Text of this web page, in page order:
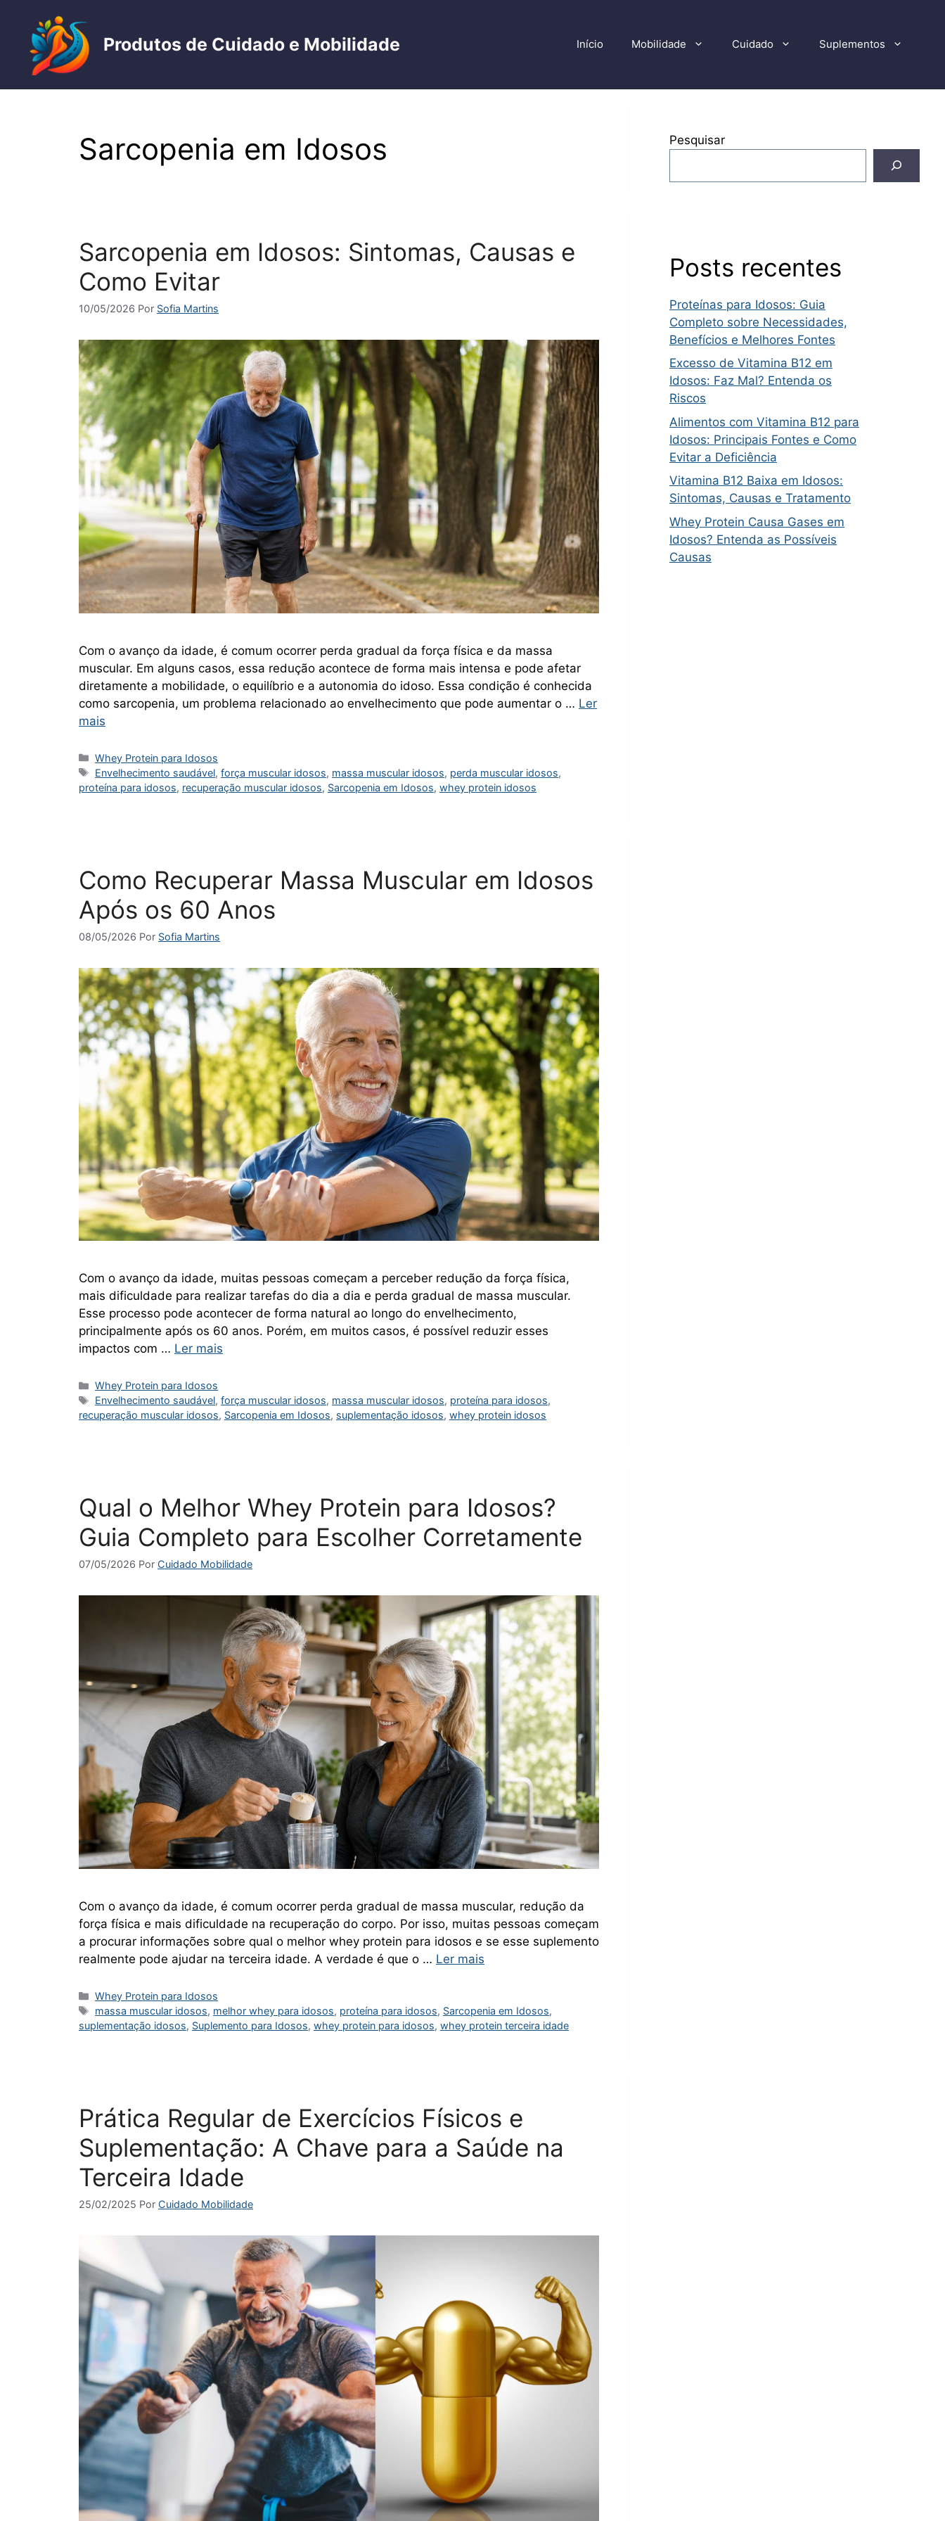
conteúdo
Produtos de Cuidado e Mobilidade Início Mobilidade Cuidado Suplementos
Sarcopenia em Idosos
Sarcopenia em Idosos: Sintomas, Causas e
Como Evitar
10/05/2026 Por Sofia Martins
Com o avanço da idade, é comum ocorrer perda gradual da força física e da massa
muscular. Em alguns casos, essa redução acontece de forma mais intensa e pode afetar
diretamente a mobilidade, o equilíbrio e a autonomia do idoso. Essa condição é conhecida
como sarcopenia, um problema relacionado ao envelhecimento que pode aumentar o … Ler
mais
Categorias
Whey Protein para Idosos
Tags
Envelhecimento saudável,força muscular idosos, massa muscular idosos, perda muscular idosos,
proteína para idosos, recuperação muscular idosos, Sarcopenia em Idosos, whey protein idosos
Como Recuperar Massa Muscular em Idosos
Após os 60 Anos
08/05/2026 Por Sofia Martins
Com o avanço da idade, muitas pessoas começam a perceber redução da força física,
mais dificuldade para realizar tarefas do dia a dia e perda gradual de massa muscular.
Esse processo pode acontecer de forma natural ao longo do envelhecimento,
principalmente após os 60 anos. Porém, em muitos casos, é possível reduzir esses
impactos com … Ler mais
Categorias
Whey Protein para Idosos
Tags
Envelhecimento saudável,força muscular idosos, massa muscular idosos, proteína para idosos,
recuperação muscular idosos, Sarcopenia em Idosos, suplementação idosos, whey protein idosos
Qual o Melhor Whey Protein para Idosos?
Guia Completo para Escolher Corretamente
07/05/2026 Por Cuidado Mobilidade
Com o avanço da idade, é comum ocorrer perda gradual de massa muscular, redução da
força física e mais dificuldade na recuperação do corpo. Por isso, muitas pessoas começam
a procurar informações sobre qual o melhor whey protein para idosos e se esse suplemento
realmente pode ajudar na terceira idade. A verdade é que o … Ler mais
Categorias
Whey Protein para Idosos
Tags
massa muscular idosos, melhor whey para idosos, proteína para idosos, Sarcopenia em Idosos,
suplementação idosos, Suplemento para Idosos, whey protein para idosos, whey protein terceira idade
Prática Regular de Exercícios Físicos e
Suplementação: A Chave para a Saúde na
Terceira Idade
25/02/2025 Por Cuidado Mobilidade
Pesquisar
Posts recentes
Proteínas para Idosos: Guia
Completo sobre Necessidades,
Benefícios e Melhores Fontes
Excesso de Vitamina B12 em
Idosos: Faz Mal? Entenda os
Riscos
Alimentos com Vitamina B12 para
Idosos: Principais Fontes e Como
Evitar a Deficiência
Vitamina B12 Baixa em Idosos:
Sintomas, Causas e Tratamento
Whey Protein Causa Gases em
Idosos? Entenda as Possíveis
Causas